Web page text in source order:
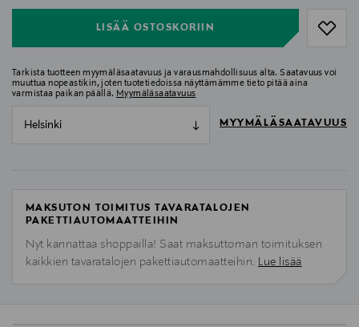
LISÄÄ OSTOSKORIIN
Tarkista tuotteen myymäläsaatavuus ja varausmahdollisuus alta. Saatavuus voi
muuttua nopeastikin, joten tuotetiedoissa näyttämämme tieto pitää aina
varmistaa paikan päällä. Myymäläsaatavuus
Helsinki MYYMÄLÄSAATAVUUS
MAKSUTON TOIMITUS TAVARATALOJEN
PAKETTIAUTOMAATTEIHIN
Nyt kannattaa shoppailla! Saat maksuttoman toimituksen
kaikkien tavaratalojen pakettiautomaatteihin. Lue lisää